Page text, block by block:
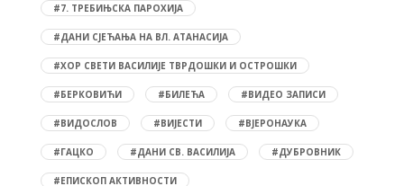
#7. ТРЕБИЊСКА ПАРОХИЈА
#ДАНИ СЈЕЋАЊА НА ВЛ. АТАНАСИЈА
#ХОР СВЕТИ ВАСИЛИЈЕ ТВРДОШКИ И ОСТРОШКИ
#БЕРКОВИЋИ #БИЛЕЋА #ВИДЕО ЗАПИСИ
#ВИДОСЛОВ #ВИЈЕСТИ #ВЈЕРОНАУКА
#ГАЦКО #ДАНИ СВ. ВАСИЛИЈА #ДУБРОВНИК
#ЕПИСКОП АКТИВНОСТИ